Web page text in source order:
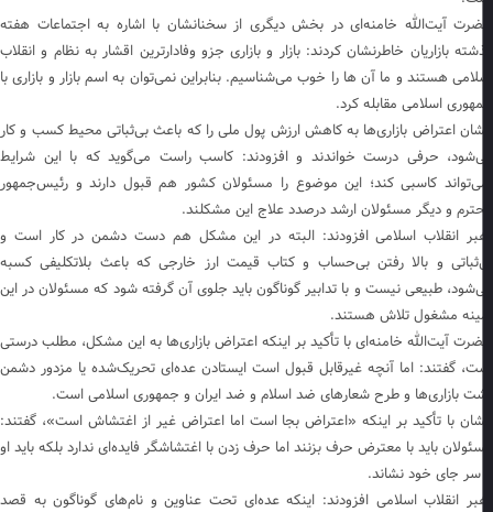
آیت‌الله خامنه‌ای در بخش دیگری از سخنانشان با اشاره به اجتماعات هفته
بازاریان خاطرنشان کردند: بازار و بازاری جزو وفادارترین اقشار به نظام و انقلاب
هستند و ما آن ها را خوب می‌شناسیم. بنابراین نمی‌توان به اسم بازار و بازاری با
اسلامی مقابله کرد.
اعتراض بازاری‌ها به کاهش ارزش پول ملی را که باعث بی‌ثباتی محیط کسب و کار
حرفی درست خواندند و افزودند: کاسب راست می‌گوید که با این شرایط
کاسبی کند؛ این موضوع را مسئولان کشور هم قبول دارند و رئیس‌جمهور
و دیگر مسئولان ارشد درصدد علاج این مشکلند.
انقلاب اسلامی افزودند: البته در این مشکل هم دست دشمن در کار است و
و بالا رفتن بی‌حساب و کتاب قیمت ارز خارجی که باعث بلاتکلیفی کسبه
طبیعی نیست و با تدابیر گوناگون باید جلوی آن گرفته شود که مسئولان در این
مشغول تلاش هستند.
آیت‌الله خامنه‌ای با تأکید بر اینکه اعتراض بازاری‌ها به این مشکل، مطلب درستی
گفتند: اما آنچه غیرقابل قبول است ایستادن عده‌ای تحریک‌شده یا مزدور دشمن
بازاری‌ها و طرح شعارهای ضد اسلام و ضد ایران و جمهوری اسلامی است.
با تأکید بر اینکه «اعتراض بجا است اما اعتراض غیر از اغتشاش است»، گفتند:
باید با معترض حرف بزنند اما حرف زدن با اغتشاشگر فایده‌ای ندارد بلکه باید او
سر جای خود نشاند.
انقلاب اسلامی افزودند: اینکه عده‌ای تحت عناوین و نام‌های گوناگون به قصد